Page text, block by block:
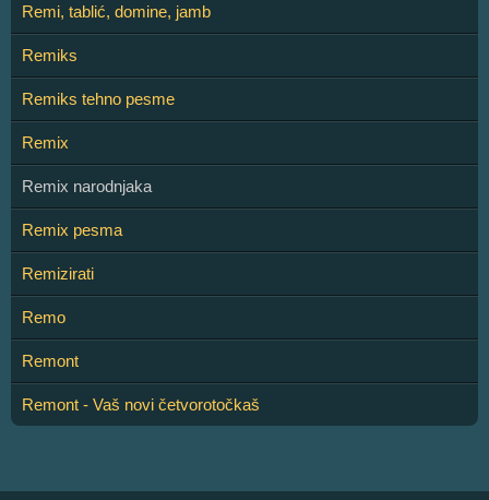
Remi, tablić, domine, jamb
Remiks
Remiks tehno pesme
Remix
Remix narodnjaka
Remix pesma
Remizirati
Remo
Remont
Remont - Vaš novi četvorotočkaš